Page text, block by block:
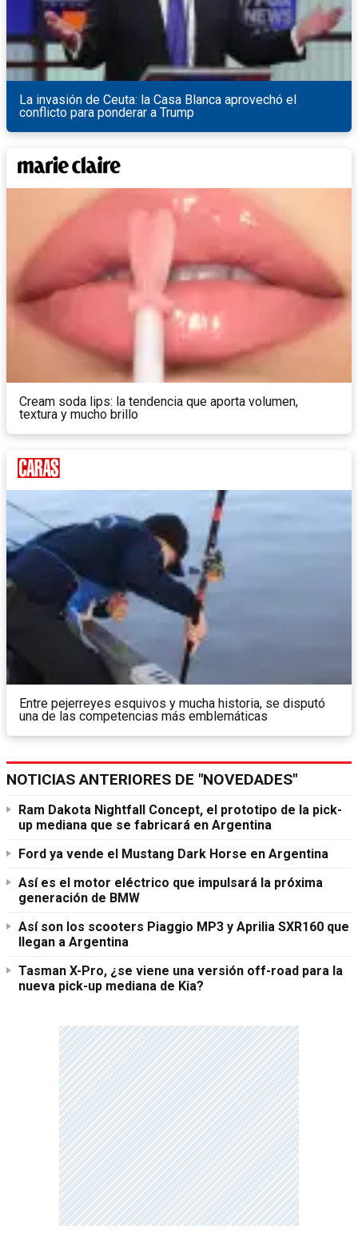
La invasión de Ceuta: la Casa Blanca aprovechó el
conflicto para ponderar a Trump
Cream soda lips: la tendencia que aporta volumen,
textura y mucho brillo
Entre pejerreyes esquivos y mucha historia, se disputó
una de las competencias más emblemáticas
NOTICIAS ANTERIORES DE "NOVEDADES"
Ram Dakota Nightfall Concept, el prototipo de la pick-
up mediana que se fabricará en Argentina
Ford ya vende el Mustang Dark Horse en Argentina
Así es el motor eléctrico que impulsará la próxima
generación de BMW
Así son los scooters Piaggio MP3 y Aprilia SXR160 que
llegan a Argentina
Tasman X-Pro, ¿se viene una versión off-road para la
nueva pick-up mediana de Kia?